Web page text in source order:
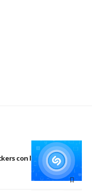
con la nueva